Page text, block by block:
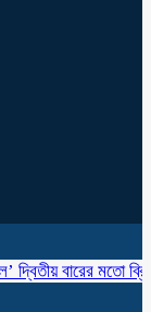
বারের মতো ব্রিটিশ